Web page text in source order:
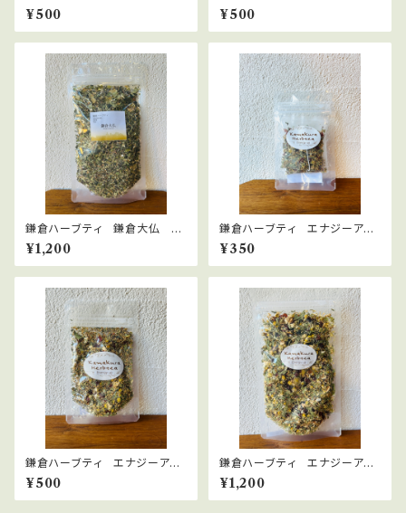
パーミント 15ｇ
¥500
タフライピー
¥500
鎌倉ハーブティ 鎌倉大仏 30
ｇ
¥1,200
鎌倉ハーブティ エナジーアッ
プ 【ティーバッグ】２.０g×2bag
s
¥350
鎌倉ハーブティ エナジーアッ
プ 10ｇ
¥500
鎌倉ハーブティ エナジーアッ
プ 30ｇ
¥1,200